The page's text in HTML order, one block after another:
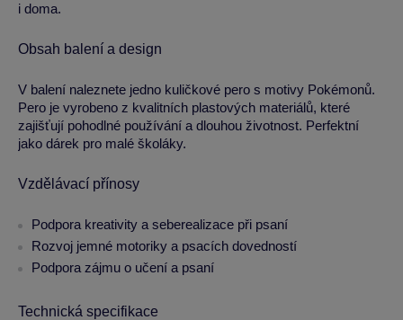
i doma.
Obsah balení a design
V balení naleznete jedno kuličkové pero s motivy Pokémonů.
Pero je vyrobeno z kvalitních plastových materiálů, které
zajišťují pohodlné používání a dlouhou životnost. Perfektní
jako dárek pro malé školáky.
Vzdělávací přínosy
Podpora kreativity a seberealizace při psaní
Rozvoj jemné motoriky a psacích dovedností
Podpora zájmu o učení a psaní
Technická specifikace